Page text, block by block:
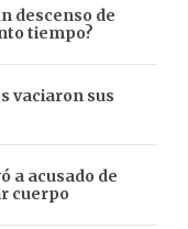
descenso de
tiempo?
vaciaron sus
a acusado de
cuerpo